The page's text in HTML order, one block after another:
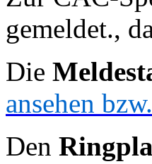
gemeldet.,
Die
ansehen
Den